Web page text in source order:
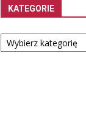
KATEGORIE
Kategorie